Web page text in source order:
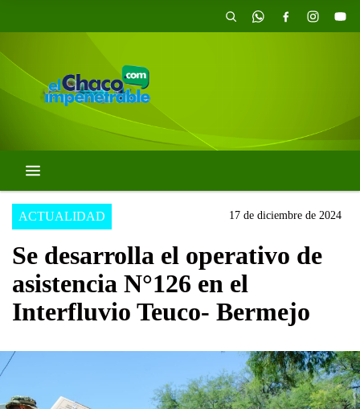
ACTUALIDAD 17 de diciembre de 2024
Se desarrolla el operativo de
asistencia N°126 en el
Interfluvio Teuco- Bermejo